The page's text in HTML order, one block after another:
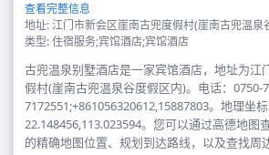
查看完整信息
地址: 江门市新会区崖南古兜度假村(崖南古兜温泉
类型: 住宿服务;宾馆酒店;宾馆酒店
古兜温泉别墅酒店是一家宾馆酒店，地址为江
假村(崖南古兜温泉谷度假区内)。电话：0750-
7172551;+861056320612,15887803。地理坐标
22.148456,113.023594。您可以通过高德地图
的精确地图位置、规划到达路线，以及查找周